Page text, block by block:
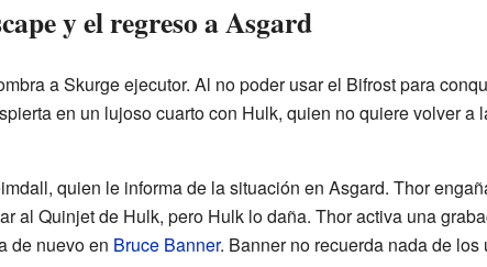
y el regreso a Asgard
a Skurge ejecutor. Al no poder usar el Bifrost para
en un lujoso cuarto con Hulk, quien no quiere volver a
quien le informa de la situación en Asgard. Thor
al Quinjet de Hulk, pero Hulk lo daña. Thor activa una
de nuevo en Bruce Banner. Banner no recuerda nada de los